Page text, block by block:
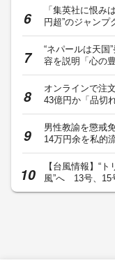
「集英社に恨み
円超”のジャン
“ネパールは天
容を説明「心の
オンラインで注
43億円か「品切
男性教諭を懲戒
14万円余を私
【台風情報】“
風”へ 13号、15